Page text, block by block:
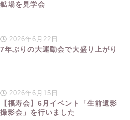
鉱場を見学会
2026年6月22日
7年ぶりの大運動会で大盛り上がり
2026年6月15日
【福寿会】6月イベント「生前遺影
撮影会」を行いました